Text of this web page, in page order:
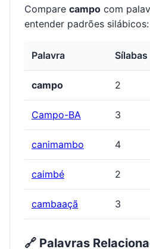
Compare campo com
entender padrões silábicos:
Palavra Sílabas
campo 2
Campo-BA 3
canimambo 4
caimbé 2
cambaaçã 3
🔗 Palavras